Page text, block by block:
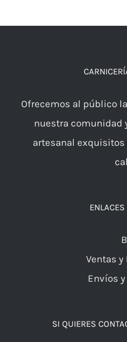
Ofrecemos al público
nuestra comunidad
artesanal
Ventas y
Envíos
SI QUIERES